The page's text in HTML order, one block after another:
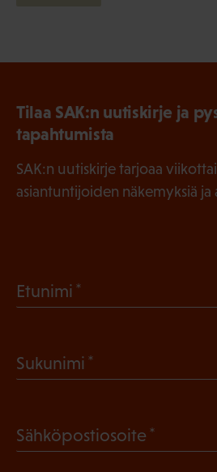
Tilaa SAK:n uutiskirje ja
tapahtumista
SAK:n uutiskirje tarjoaa
asiantuntijoiden näkemyksiä ja
Etunimi
l
Sukunimi
k
Sähköpostiosoite